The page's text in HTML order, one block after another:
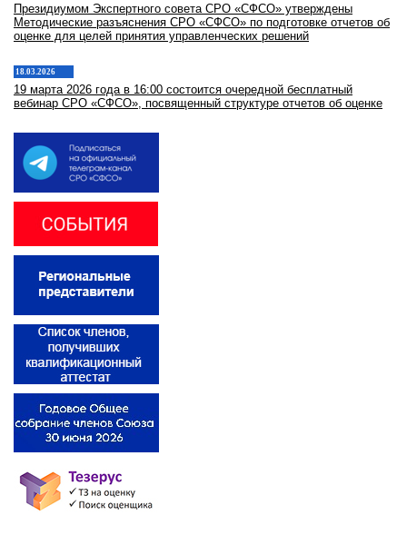
Президиумом Экспертного совета СРО «СФСО» утверждены
Методические разъяснения СРО «СФСО» по подготовке отчетов об
оценке для целей принятия управленческих решений
18.03.2026
19 марта 2026 года в 16:00 состоится очередной бесплатный
вебинар СРО «СФСО», посвященный структуре отчетов об оценке